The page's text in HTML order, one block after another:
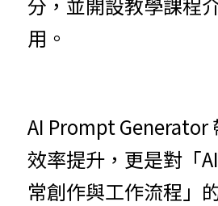
用。
AI Prompt Generator
效率提升，更是對「
常創作與工作流程」